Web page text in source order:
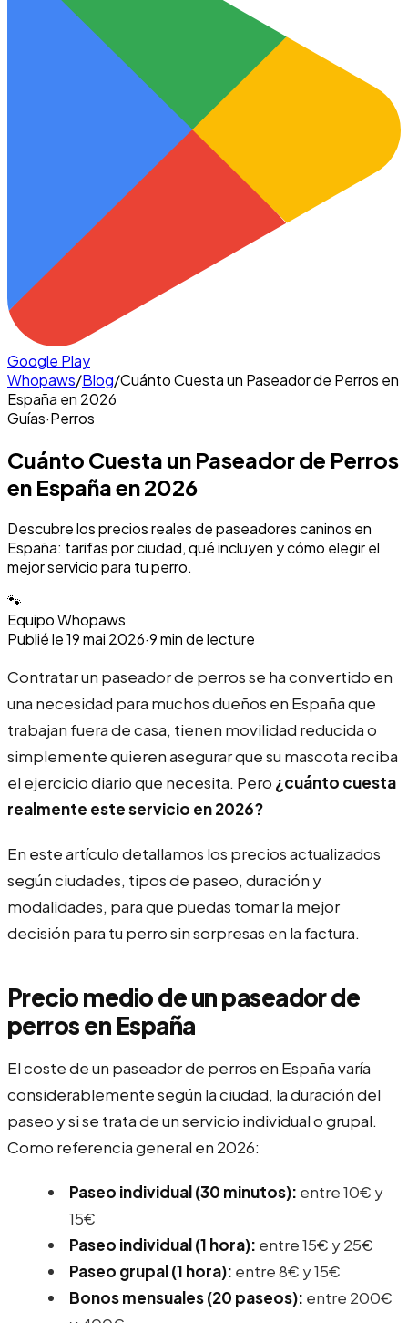
Google Play
Whopaws/Blog/Cuánto Cuesta un Paseador de Perros en
España en 2026
Guías·Perros
Cuánto Cuesta un Paseador de Perros
en España en 2026
Descubre los precios reales de paseadores caninos en
España: tarifas por ciudad, qué incluyen y cómo elegir el
mejor servicio para tu perro.
🐾
Equipo Whopaws
Publié le19 mai 2026·9min de lecture
Contratar un paseador de perros se ha convertido en
una necesidad para muchos dueños en España que
trabajan fuera de casa, tienen movilidad reducida o
simplemente quieren asegurar que su mascota reciba
el ejercicio diario que necesita. Pero ¿cuánto cuesta
realmente este servicio en 2026?
En este artículo detallamos los precios actualizados
según ciudades, tipos de paseo, duración y
modalidades, para que puedas tomar la mejor
decisión para tu perro sin sorpresas en la factura.
Precio medio de un paseador de
perros en España
El coste de un paseador de perros en España varía
considerablemente según la ciudad, la duración del
paseo y si se trata de un servicio individual o grupal.
Como referencia general en 2026:
Paseo individual (30 minutos): entre 10€ y
15€
Paseo individual (1 hora): entre 15€ y 25€
Paseo grupal (1 hora): entre 8€ y 15€
Bonos mensuales (20 paseos): entre 200€